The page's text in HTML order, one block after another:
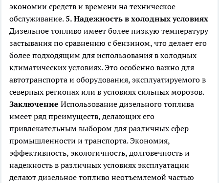
экономии средств и времени на техническое
обслуживание.5. Надежность в холодных условиях
Дизельное топливо имеет более низкую температуру
застывания по сравнению с бензином, что делает его
более подходящим для использования в холодных
климатических условиях. Это особенно важно для
автотранспорта и оборудования, эксплуатируемого в
северных регионах или в условиях сильных морозов.
Заключение Использование дизельного топлива
имеет ряд преимуществ, делающих его
привлекательным выбором для различных сфер
промышленности и транспорта. Экономия,
эффективность, экологичность, долговечность и
надежность в различных условиях эксплуатации
делают дизельное топливо неотъемлемой частью